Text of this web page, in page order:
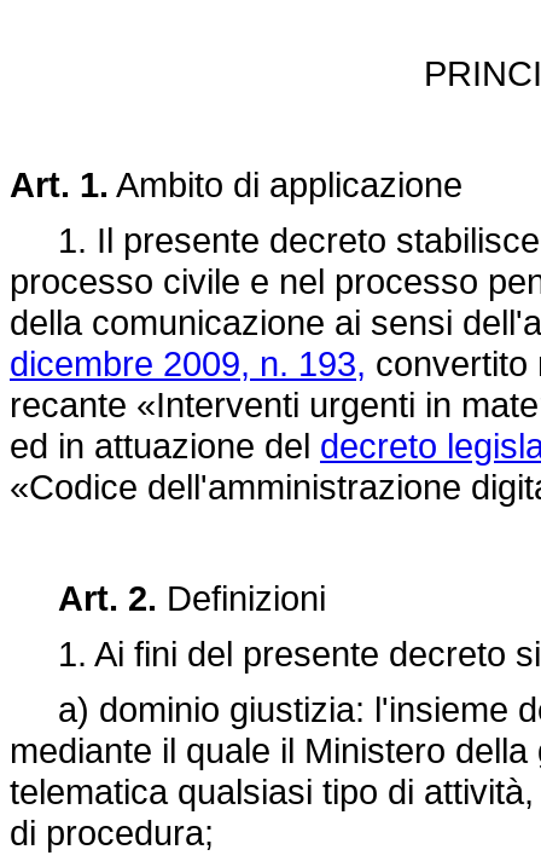
Art. 1. Ambito di applicazione
1. Il presente decreto
processo civile e nel processo
della comunicazione ai sensi
dicembre 2009, n. 193,
recante «Interventi urgenti in
ed in attuazione del decreto
«Codice dell'amministrazione
Art. 2. Definizioni
1. Ai fini del presente decreto
a) dominio giustizia: l'insieme
mediante il quale il Ministero
telematica qualsiasi tipo di
di procedura;